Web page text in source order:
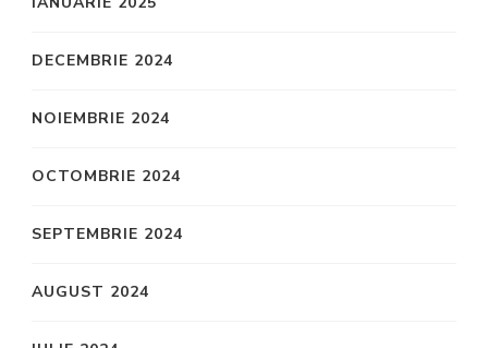
DECEMBRIE 2024
NOIEMBRIE 2024
OCTOMBRIE 2024
SEPTEMBRIE 2024
AUGUST 2024